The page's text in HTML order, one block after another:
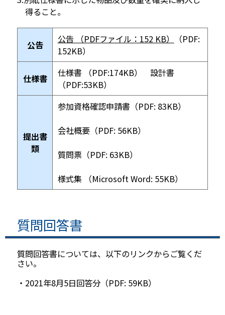
得ること。
公告 公告 （PDFファイル：152 KB）
（PDF:
152KB）
仕様書
仕様書 （PDF:174KB） 設計書
（PDF:53KB）
提出書
類
参加資格確認申請書（PDF: 83KB）
会社概要（PDF: 56KB）
質問票（PDF: 63KB）
様式集 （Microsoft Word: 55KB）
質問回答書
質問回答書については、以下のリンクからご覧くだ
さい。
・2021年8月5日回答分（PDF: 59KB）